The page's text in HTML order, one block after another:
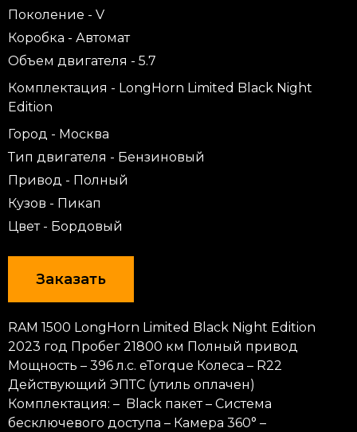
Поколение - V
Коробка - Автомат
Объем двигателя - 5.7
Комплектация - LongHorn Limited Black Night
Edition
Город - Москва
Тип двигателя - Бензиновый
Привод - Полный
Кузов - Пикап
Цвет - Бордовый
Заказать
RAM 1500 LongHorn Limited Black Night Edition
2023 год Пробег 21800 км Полный привод
Мощность – 396 л.с. eTorque Колеса – R22
Действующий ЭПТС (утиль оплачен)
Комплектация: – Black пакет – Система
бесключевого доступа – Камера 360° –